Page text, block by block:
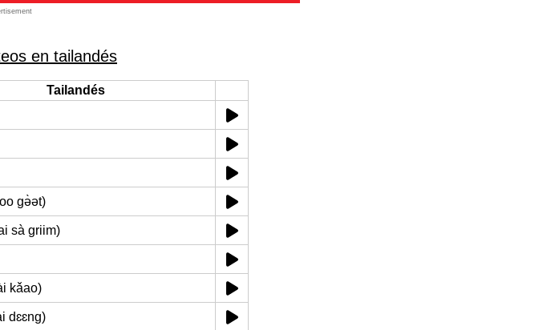
en tailandés
Tailandés
gə̀ət)
sà griim)
kǎao)
dɛɛng)